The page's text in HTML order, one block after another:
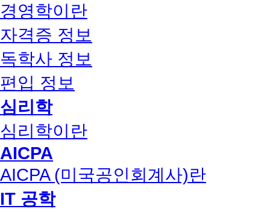
경영학이란
자격증 정보
독학사 정보
편입 정보
심리학
심리학이란
AICPA
AICPA (미국공인회계사)란
IT 공학